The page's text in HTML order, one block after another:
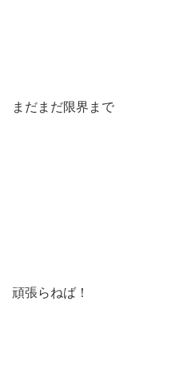
まだまだ限界まで
頑張らねば！